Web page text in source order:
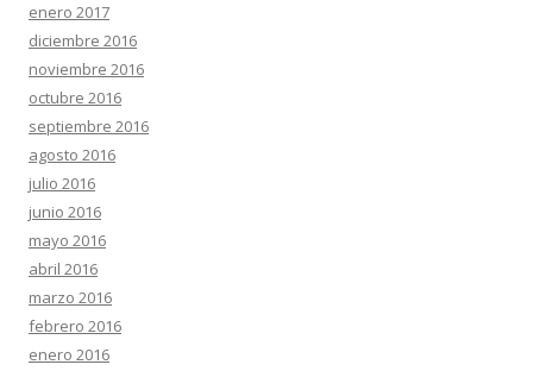
enero 2017
diciembre 2016
noviembre 2016
octubre 2016
septiembre 2016
agosto 2016
julio 2016
junio 2016
mayo 2016
abril 2016
marzo 2016
febrero 2016
enero 2016